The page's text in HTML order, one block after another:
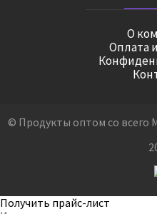
О
Оплата
© Продукты оптом со всего
Получить прайс-лист